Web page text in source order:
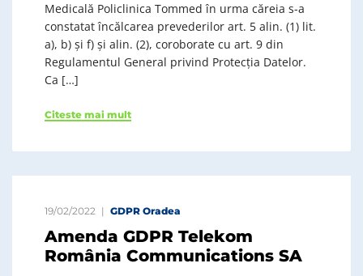
Medicală Policlinica Tommed în urma căreia s-a
constatat încălcarea prevederilor art. 5 alin. (1) lit.
a), b) și f) și alin. (2), coroborate cu art. 9 din
Regulamentul General privind Protecția Datelor.
Ca […]
Citeste mai mult
19/02/2022 GDPR Oradea
Amenda GDPR Telekom
România Communications SA